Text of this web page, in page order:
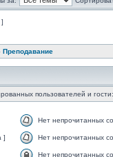
Преподавание
пользователей и
Нет непрочитанных
] Нет непрочитанных
Нет непрочитанных